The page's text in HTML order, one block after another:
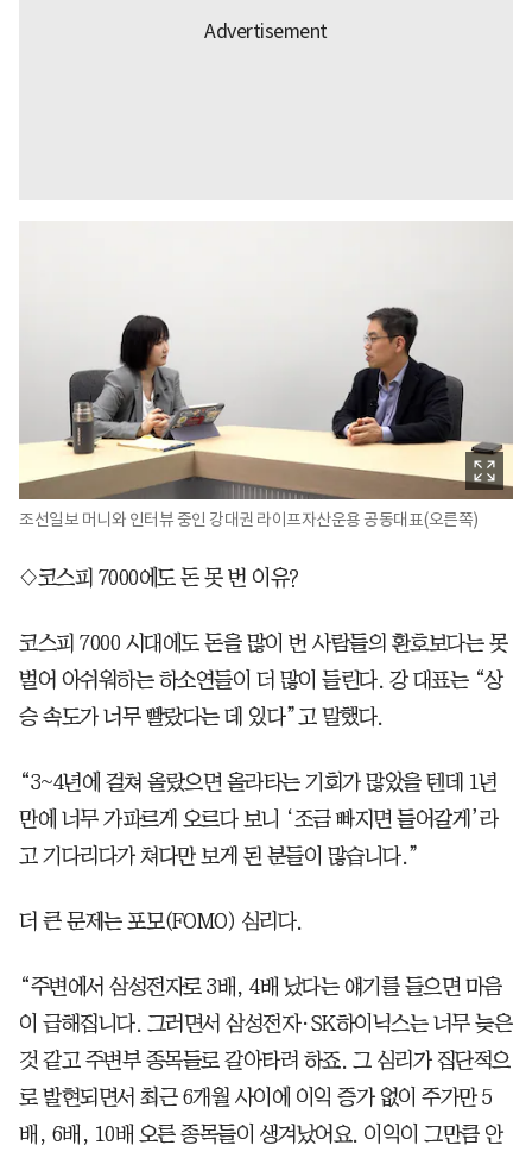
조선일보 머니와 인터뷰 중인 강대권 라이프자산운용 공동대표(오른쪽)
◇코스피 7000에도 돈 못 번 이유?
코스피 7000 시대에도 돈을 많이 번 사람들의 환호보다는 못
벌어 아쉬워하는 하소연들이 더 많이 들린다. 강 대표는 “상
승 속도가 너무 빨랐다는 데 있다”고 말했다.
“3~4년에 걸쳐 올랐으면 올라타는 기회가 많았을 텐데 1년
만에 너무 가파르게 오르다 보니 ‘조금 빠지면 들어갈게’라
고 기다리다가 쳐다만 보게 된 분들이 많습니다.”
더 큰 문제는 포모(FOMO) 심리다.
“주변에서 삼성전자로 3배, 4배 났다는 얘기를 들으면 마음
이 급해집니다. 그러면서 삼성전자·SK하이닉스는 너무 늦은
것 같고 주변부 종목들로 갈아타려 하죠. 그 심리가 집단적으
로 발현되면서 최근 6개월 사이에 이익 증가 없이 주가만 5
배, 6배, 10배 오른 종목들이 생겨났어요. 이익이 그만큼 안